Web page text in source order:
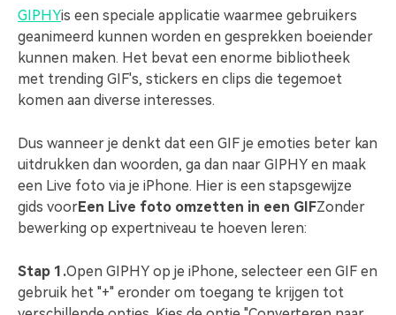
GIPHYis een speciale applicatie waarmee gebruikers
geanimeerd kunnen worden en gesprekken boeiender
kunnen maken. Het bevat een enorme bibliotheek
met trending GIF's, stickers en clips die tegemoet
komen aan diverse interesses.
Dus wanneer je denkt dat een GIF je emoties beter kan
uitdrukken dan woorden, ga dan naar GIPHY en maak
een Live foto via je iPhone. Hier is een stapsgewijze
gids voorEen Live foto omzetten in een GIFZonder
bewerking op expertniveau te hoeven leren:
Stap 1.Open GIPHY op je iPhone, selecteer een GIF en
gebruik het "+" eronder om toegang te krijgen tot